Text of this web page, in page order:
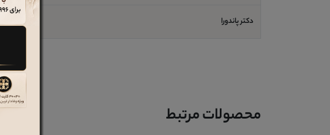
دکتر پاندورا
محصولات مرتبط